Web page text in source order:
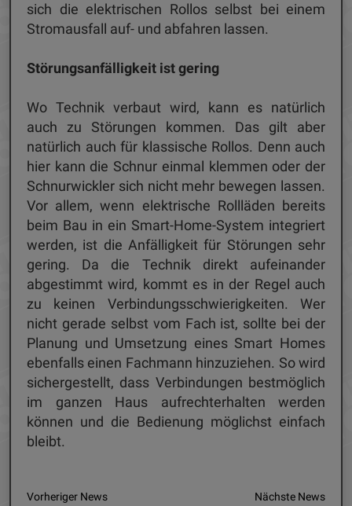
sich die elektrischen Rollos selbst bei einem
Stromausfall auf- und abfahren lassen.
Störungsanfälligkeit ist gering
Wo Technik verbaut wird, kann es natürlich
auch zu Störungen kommen. Das gilt aber
natürlich auch für klassische Rollos. Denn auch
hier kann die Schnur einmal klemmen oder der
Schnurwickler sich nicht mehr bewegen lassen.
Vor allem, wenn elektrische Rollläden bereits
beim Bau in ein Smart-Home-System integriert
werden, ist die Anfälligkeit für Störungen sehr
gering. Da die Technik direkt aufeinander
abgestimmt wird, kommt es in der Regel auch
zu keinen Verbindungsschwierigkeiten. Wer
nicht gerade selbst vom Fach ist, sollte bei der
Planung und Umsetzung eines Smart Homes
ebenfalls einen Fachmann hinzuziehen. So wird
sichergestellt, dass Verbindungen bestmöglich
im ganzen Haus aufrechterhalten werden
können und die Bedienung möglichst einfach
bleibt.
Vorheriger News Nächste News